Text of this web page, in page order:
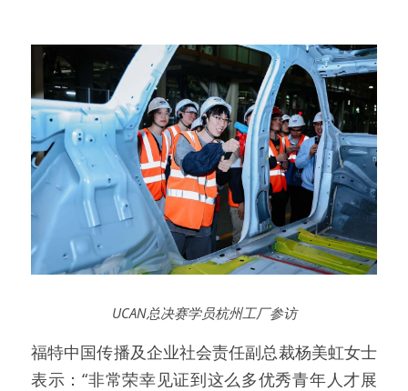
UCAN总决赛学员杭州工厂参访
福特中国传播及企业社会责任副总裁杨美虹女士
表示：“非常荣幸见证到这么多优秀青年人才展